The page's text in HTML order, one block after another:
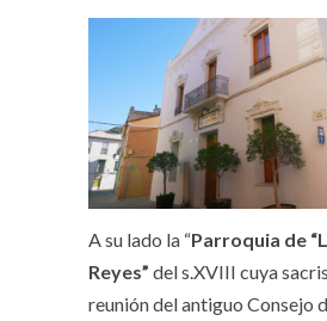
A su lado la “Parroquia de
Reyes” del s.XVIII cuya
reunión del antiguo Consejo